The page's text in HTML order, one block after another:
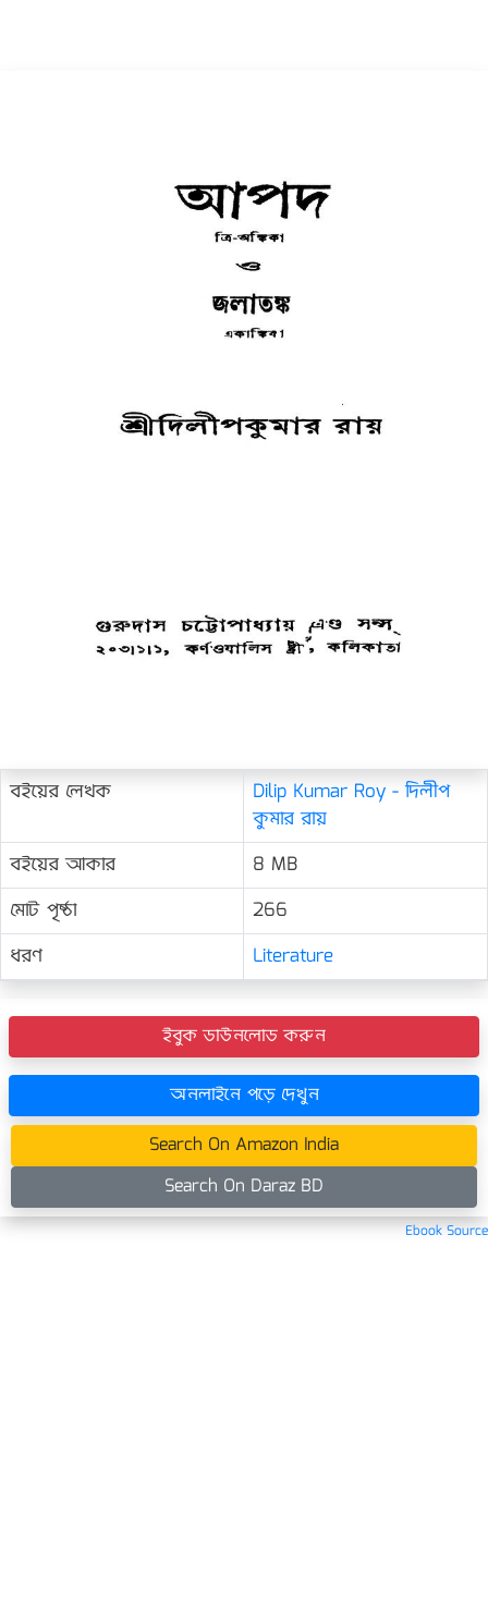
বইয়ের লেখক
Dilip Kumar Roy - দিলীপ
কুমার রায়
বইয়ের আকার
8 MB
মোট পৃষ্ঠা
266
ধরণ
Literature
ইবুক ডাউনলোড করুন
অনলাইনে পড়ে দেখুন
Search On Amazon India
Search On Daraz BD
Ebook Source